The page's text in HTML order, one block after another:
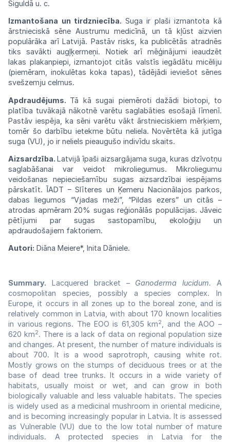
Siguldā u. c.
Izmantošana un tirdzniecība. Suga ir plašiizmantota kā
ārstnieciskā sēne Austrumu medicīnā, un tā kļūst aizvien
populārāka arī Latvijā. Pastāv risks, ka publicētās atradnēs
tikssavākti augļķermeņi. Notiek arī mēģinājumiieaudzēt
lakas plakanpiepi, izmantojot citās valstīs iegādātu micēliju
(piemēram, inokulētas koka tapas), tādējādi ieviešot sēnes
svešzemju celmus.
Apdraudējums. Tā kā sugai piemēroti dažādi biotopi, to
platība tuvākajā nākotnē varētu saglabāties esošajā līmenī.
Pastāv iespēja, ka sēni varētu vākt ārstnieciskiem mērķiem,
tomēr šo darbību ietekme būtu neliela. Novērtēta kā jutīga
suga (VU), jo ir neliels pieaugušo indivīdu skaits.
Aizsardzība. Latvijā īpaši aizsargājama suga, kuras dzīvotņu
saglabāšanai var veidot mikroliegumus. Mikroliegumu
veidošanasnepieciešamību sugas aizsardzībai iespējams
pārskatīt. ĪADT – Slīteres un Ķemeru Nacionālajos parkos,
dabas liegumos “Vjadas meži”, “Pildas ezers” un citās –
atrodas apmēram 20% sugas reģionālās populācijas. Jāveic
pētījumi par sugas sastopamību, ekoloģiju un
apdraudošajiem faktoriem.
Autori: Diāna Meiere*, Inita Dāniele.
Summary. Lacquered bracket – Ganoderma lucidum. A
cosmopolitan species, possibly a species complex. In
Europe, it occurs in all zones up to the boreal zone, and is
relatively common in Latvia, with about 170 known localities
in various regions. The EOO is 61,305 km2, and the AOO –
620 km2. There is a lack of data on regional population size
and changes. At present, the number of mature individuals is
about 700. It is a wood saprotroph, causing white rot.
Mostly grows on the stumps of deciduous trees or at the
base of dead tree trunks. It occurs in a wide variety of
habitats, usually moist or wet, and can grow in both
biologically valuable and less valuable habitats. The species
is widely used as a medicinal mushroom in oriental medicine,
and is becoming increasingly popular in Latvia. It is assessed
as Vulnerable (VU) due to the low total number of mature
individuals. A protected species in Latvia for the